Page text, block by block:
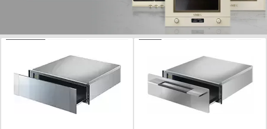
Габариты (ВхШхГ) (см):
13.6 х 59.5 х 55.7
Встраиваемая модель:
Количество режимов работы:
Диапазон температуры (°С):
30-75
Габариты (ВхШхГ) (см):
13.6 х 59.5 х 55.7
Встраиваемая модель:
Количество режимов работы:
Диапазон температуры (°С):